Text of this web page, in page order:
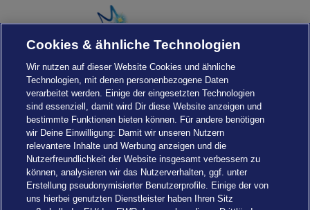
Cookies & ähnliche Technologien
Wir nutzen auf dieser Website Cookies und ähnliche
Technologien, mit denen personenbezogene Daten
verarbeitet werden. Einige der eingesetzten Technologien
sind essenziell, damit wird Dir diese Website anzeigen und
bestimmte Funktionen bieten können. Für andere benötigen
wir Deine Einwilligung: Damit wir unseren Nutzern
relevantere Inhalte und Werbung anzeigen und die
Nutzerfreundlichkeit der Website insgesamt verbessern zu
können, analysieren wir das Nutzerverhalten, ggf. unter
Erstellung pseudonymisierter Benutzerprofile. Einige der von
uns hierbei genutzten Dienstleister haben Ihren Sitz